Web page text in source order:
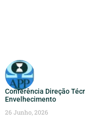
Conferência Direção
Envelhecimento
26 Junho, 2026